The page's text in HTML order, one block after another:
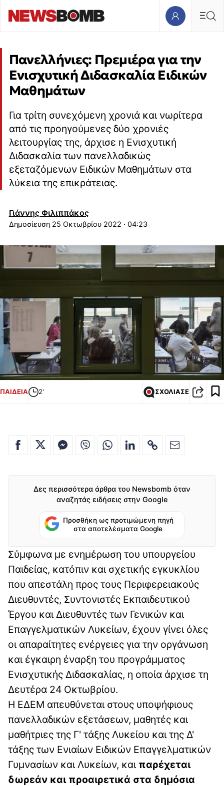
Πανελλήνιες: Πρεμιέρα για την
Ενισχυτική Διδασκαλία Ειδικών
Μαθημάτων
Για τρίτη συνεχόμενη χρονιά και νωρίτερα
από τις προηγούμενες δύο χρονιές
λειτουργίας της, άρχισε η Ενισχυτική
Διδασκαλία των πανελλαδικώς
εξεταζόμενων Ειδικών Μαθημάτων στα
λύκεια της επικράτειας.
Γιάννης Φιλιππάκος
25 Οκτωβρίου 2022 · 04:23
ΠΑΙΔΕΙΑ 2' ΣΧΟΛΙΑΣΕ
Δες περισσότερα άρθρα του Newsbomb όταν
αναζητάς ειδήσεις στην Google
Προσθήκη ως προτιμώμενη πηγή
στα αποτελέσματα Google
Σύμφωνα με ενημέρωση του υπουργείου
Παιδείας, κατόπιν και σχετικής εγκυκλίου
που απεστάλη προς τους Περιφερειακούς
Διευθυντές, Συντονιστές Εκπαιδευτικού
Έργου και Διευθυντές των Γενικών και
Επαγγελματικών Λυκείων, έχουν γίνει όλες
οι απαραίτητες ενέργειες για την οργάνωση
και έγκαιρη έναρξη του προγράμματος
Ενισχυτικής Διδασκαλίας, η οποία άρχισε τη
Δευτέρα 24 Οκτωβρίου.
Η ΕΔΕΜ απευθύνεται στους υποψήφιους
πανελλαδικών εξετάσεων, μαθητές και
μαθήτριες της Γ' τάξης Λυκείου και της Δ'
τάξης των Ενιαίων Ειδικών Επαγγελματικών
Γυμνασίων και Λυκείων, και παρέχεται
δωρεάν και προαιρετικά στα δημόσια